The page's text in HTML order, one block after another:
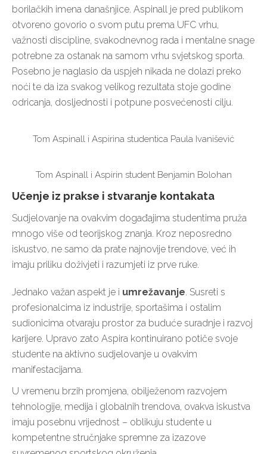
borilačkih imena današnjice. Aspinall je pred publikom
otvoreno govorio o svom putu prema UFC vrhu,
važnosti discipline, svakodnevnog rada i mentalne snage
potrebne za ostanak na samom vrhu svjetskog sporta.
Posebno je naglasio da uspjeh nikada ne dolazi preko
noći te da iza svakog velikog rezultata stoje godine
odricanja, dosljednosti i potpune posvećenosti cilju.
Tom Aspinall i Aspirina studentica Paula Ivanišević
Tom Aspinall i Aspirin student Benjamin Bolohan
Učenje iz prakse i stvaranje kontakata
Sudjelovanje na ovakvim događajima studentima pruža
mnogo više od teorijskog znanja. Kroz neposredno
iskustvo, ne samo da prate najnovije trendove, već ih
imaju priliku doživjeti i razumjeti iz prve ruke.
Jednako važan aspekt je i umrežavanje. Susreti s
profesionalcima iz industrije, sportašima i ostalim
sudionicima otvaraju prostor za buduće suradnje i razvoj
karijere. Upravo zato Aspira kontinuirano potiče svoje
studente na aktivno sudjelovanje u ovakvim
manifestacijama.
U vremenu brzih promjena, obilježenom razvojem
tehnologije, medija i globalnih trendova, ovakva iskustva
imaju posebnu vrijednost – oblikuju studente u
kompetentne stručnjake spremne za izazove